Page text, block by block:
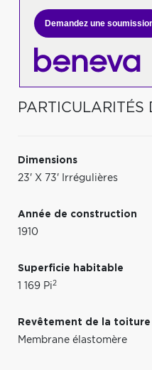
Demandez une
PARTICULARITÉS
Dimensions
23' X 73' Irrégulières
Année de construction
1910
Superficie habitable
1 169 Pi2
Revêtement de la toiture
Membrane élastomère